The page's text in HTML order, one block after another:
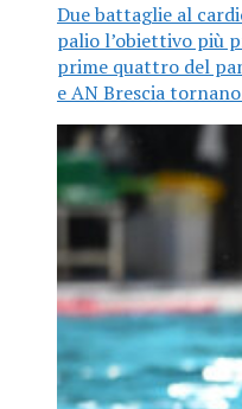
Due battaglie al
palio l’obiettivo più
prime quattro del
e AN Brescia